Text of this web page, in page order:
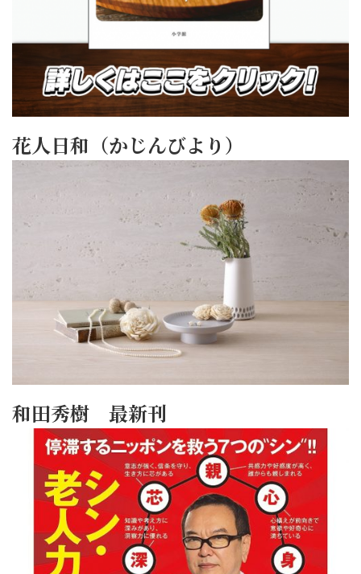
花人日和（かじんびより）
和田秀樹 最新刊